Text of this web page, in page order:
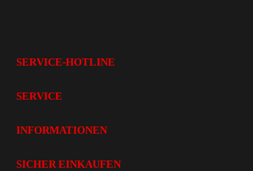
SERVICE-HOTLINE
SERVICE
INFORMATIONEN
SICHER EINKAUFEN